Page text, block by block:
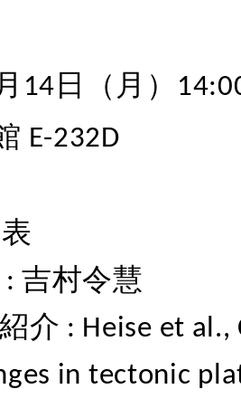
14日（月）
E-232D
村令慧
: Heise et al.,
in tectonic